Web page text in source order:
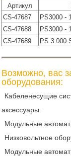
Артикул
CS-47687
PS3000 -
CS-47688
PS3000 -
CS-47689
PS 3 000
Возможно, вас
оборудования:
Кабеленесущие
аксессуары.
Модульные
Низковольтное
Модульные